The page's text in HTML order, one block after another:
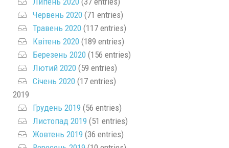
Червень 2020 (71 entries)
Травень 2020 (117 entries)
Квітень 2020 (189 entries)
Березень 2020 (156 entries)
Лютий 2020 (59 entries)
Січень 2020 (17 entries)
2019
Грудень 2019 (56 entries)
Листопад 2019 (51 entries)
Жовтень 2019 (36 entries)